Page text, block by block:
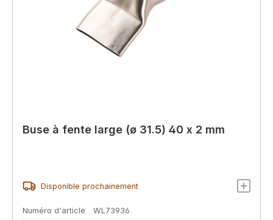
Buse à fente large (ø 31.5) 40 x 2 mm
Disponible prochainement
Numéro d'article
WL73936